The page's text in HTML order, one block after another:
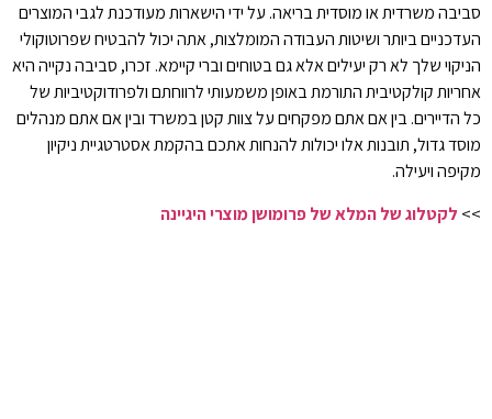
סביבה משרדית או מוסדית בריאה. על ידי הישארות מעודכנת לגבי המוצרים
העדכניים ביותר ושיטות העבודה המומלצות, אתה יכול להבטיח שפרוטוקולי
הניקוי שלך לא רק יעילים אלא גם בטוחים וברי קיימא. זכרו, סביבה נקייה היא
אחריות קולקטיבית התורמת באופן משמעותי לרווחתם ולפרודוקטיביות של
כל הדיירים. בין אם אתם מפקחים על צוות קטן במשרד ובין אם אתם מנהלים
מוסד גדול, תובנות אלו יכולות להנחות אתכם בהקמת אסטרטגיית ניקיון
מקיפה ויעילה.
>> לקטלוג של המלא של פרומושן מוצרי היגיינה